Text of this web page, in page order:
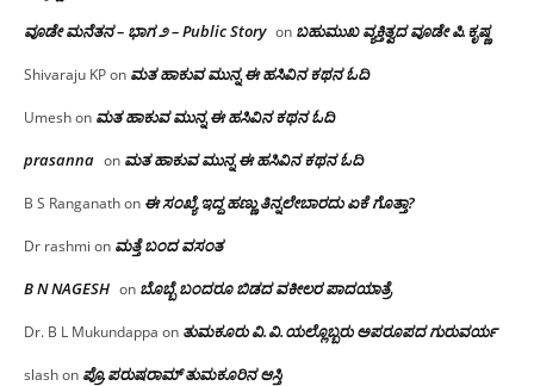
ವೂಡೇ ಮನೆತನ – ಭಾಗ ೨ – Public Story on ಬಹುಮುಖ ವ್ಯಕ್ತಿತ್ವದ ವೂಡೇ ಪಿ.ಕೃಷ್ಣ
Shivaraju KPon ಮತ ಹಾಕುವ ಮುನ್ನ ಈ ಹಸಿವಿನ ಕಥನ ಓದಿ
Umeshon ಮತ ಹಾಕುವ ಮುನ್ನ ಈ ಹಸಿವಿನ ಕಥನ ಓದಿ
prasanna on ಮತ ಹಾಕುವ ಮುನ್ನ ಈ ಹಸಿವಿನ ಕಥನ ಓದಿ
B S Ranganathon ಈ ಸಂಖ್ಯೆ ಇದ್ದ ಹಣ್ಣು ತಿನ್ನಲೇಬಾರದು ಏಕೆ ಗೊತ್ತಾ?
Dr rashmi on ಮತ್ತೆ ಬಂದ ವಸಂತ
B N NAGESH on ಬೊಬ್ಬೆ ಬಂದರೂ ಬಿಡದ ವಕೀಲರ ಪಾದಯಾತ್ರೆ
Dr. B L Mukundappa on ತುಮಕೂರು‌ ವಿ.ವಿ.ಯಲ್ಲೊಬ್ಬರು ಅಪರೂಪದ ಗುರುವರ್ಯ
slashon ಪ್ರೊ.ಪರುಷರಾಮ್ ತುಮಕೂರಿನ ಆಸ್ತಿ